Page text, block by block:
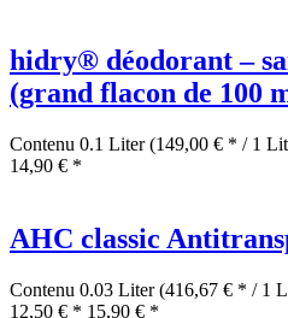
hidry® déodorant –
(grand flacon de 100
Contenu 0.1 Liter(149,00 € * / 1
14,90 € *
AHC classic
Contenu 0.03 Liter(416,67 € * / 1
12,50 € * 15,90 € *